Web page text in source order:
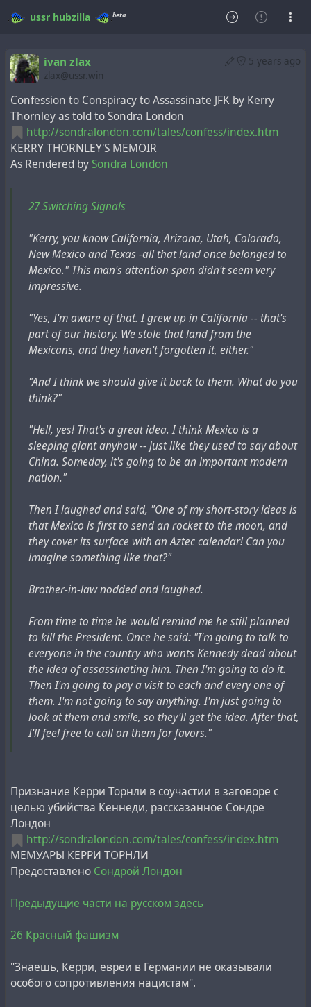
ussr hubzilla beta
5 years ago
ivan zlax
zlax@ussr.win
Confession to Conspiracy to Assassinate JFK by Kerry
Thornley as told to Sondra London
http://sondralondon.com/tales/confess/index.htm
KERRY THORNLEY'S MEMOIR
As Rendered by Sondra London
27 Switching Signals
"Kerry, you know California, Arizona, Utah, Colorado,
New Mexico and Texas -all that land once belonged to
Mexico." This man's attention span didn't seem very
impressive.
"Yes, I'm aware of that. I grew up in California -- that's
part of our history. We stole that land from the
Mexicans, and they haven't forgotten it, either."
"And I think we should give it back to them. What do you
think?"
"Hell, yes! That's a great idea. I think Mexico is a
sleeping giant anyhow -- just like they used to say about
China. Someday, it's going to be an important modern
nation."
Then I laughed and said, "One of my short-story ideas is
that Mexico is first to send an rocket to the moon, and
they cover its surface with an Aztec calendar! Can you
imagine something like that?"
Brother-in-law nodded and laughed.
From time to time he would remind me he still planned
to kill the President. Once he said: "I'm going to talk to
everyone in the country who wants Kennedy dead about
the idea of assassinating him. Then I'm going to do it.
Then I'm going to pay a visit to each and every one of
them. I'm not going to say anything. I'm just going to
look at them and smile, so they'll get the idea. After that,
I'll feel free to call on them for favors."
Признание Керри Торнли в соучастии в заговоре с
целью убийства Кеннеди, рассказанное Сондре
Лондон
http://sondralondon.com/tales/confess/index.htm
МЕМУАРЫ КЕРРИ ТОРНЛИ
Предоставлено Сондрой Лондон
Предыдущие части на русском здесь
26 Красный фашизм
"Знаешь, Керри, евреи в Германии не оказывали
особого сопротивления нацистам".